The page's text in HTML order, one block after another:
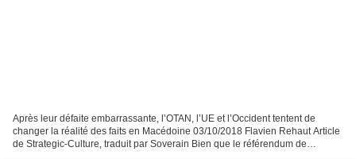
Après leur défaite embarrassante, l’OTAN, l’UE et l’Occident tentent de
changer la réalité des faits en Macédoine 03/10/2018 Flavien Rehaut Article
de Strategic-Culture, traduit par Soverain Bien que le référendum de